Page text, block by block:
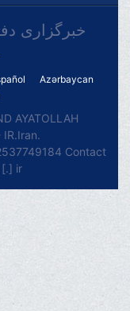
خبرگزاری
Azərbaycan
AYATOLLAH
IR.Iran.
Contact
[.] ir